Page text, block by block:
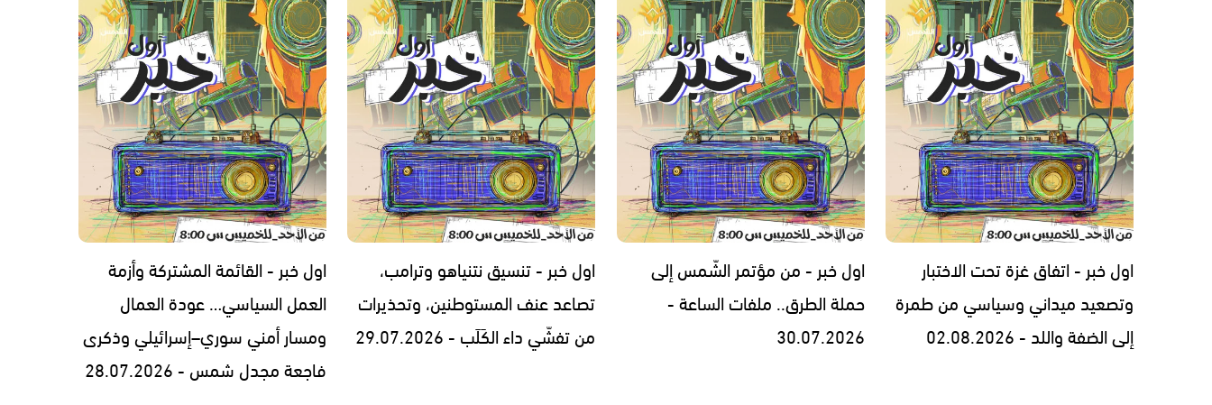
اول خبر - اتفاق غزة تحت الاختبار
وتصعيد ميداني وسياسي من طمرة
إلى الضفة واللد - 02.08.2026
اول خبر - من مؤتمر الشّمس إلى
حملة الطرق.. ملفات الساعة -
30.07.2026
اول خبر - تنسيق نتنياهو وترامب،
تصاعد عنف المستوطنين، وتحذيرات
من تفشّي داء الكَلَب - 29.07.2026
اول خبر - القائمة المشتركة وأزمة
العمل السياسي… عودة العمال
ومسار أمني سوري–إسرائيلي وذكرى
فاجعة مجدل شمس - 28.07.2026